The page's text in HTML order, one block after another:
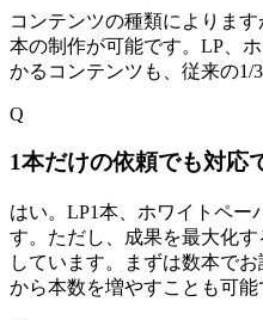
コンテンツの種類によりま
本の制作が可能です。LP、
かるコンテンツも、従来の1/
Q
1本だけの依頼でも対応
はい。LP1本、ホワイトペー
す。ただし、成果を最大化
しています。まずは数本で
から本数を増やすことも可能